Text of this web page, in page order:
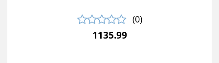
(0)
1135.99